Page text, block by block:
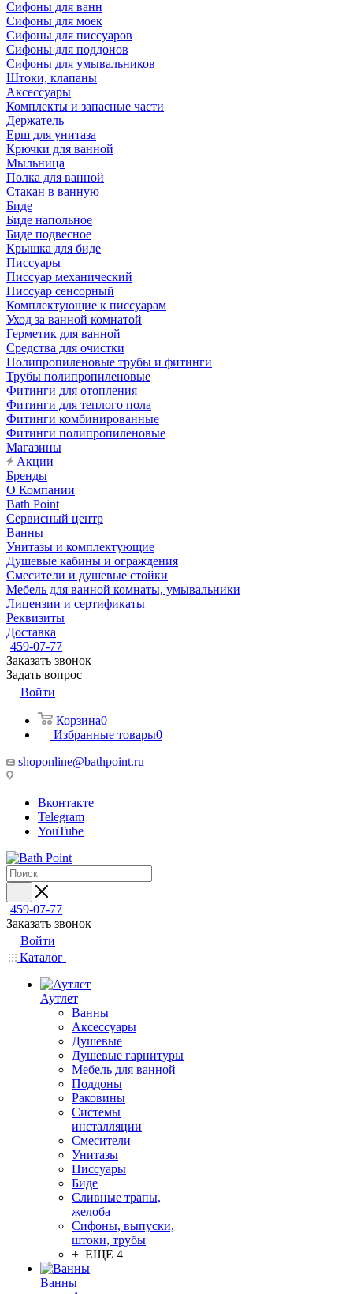
Сифоны для ванн
Сифоны для моек
Сифоны для писсуаров
Сифоны для поддонов
Сифоны для умывальников
Штоки, клапаны
Аксессуары
Комплекты и запасные части
Держатель
Ерш для унитаза
Крючки для ванной
Мыльница
Полка для ванной
Стакан в ванную
Биде
Биде напольное
Биде подвесное
Крышка для биде
Писсуары
Писсуар механический
Писсуар сенсорный
Комплектующие к писсуарам
Уход за ванной комнатой
Герметик для ванной
Средства для очистки
Полипропиленовые трубы и фитинги
Трубы полипропиленовые
Фитинги для отопления
Фитинги для теплого пола
Фитинги комбинированные
Фитинги полипропиленовые
Магазины
Акции
Бренды
О Компании
Bath Point
Сервисный центр
Ванны
Унитазы и комплектующие
Душевые кабины и ограждения
Смесители и душевые стойки
Мебель для ванной комнаты, умывальники
Лицензии и сертификаты
Реквизиты
Доставка
459-07-77
Заказать звонок
Задать вопрос
Войти
Корзина0
Избранные товары0
shoponline@bathpoint.ru
Вконтакте
Telegram
YouTube
459-07-77
Заказать звонок
Войти
Каталог
Аутлет
Ванны
Аксессуары
Душевые
Душевые гарнитуры
Мебель для ванной
Поддоны
Раковины
Системы
инсталляции
Смесители
Унитазы
Писсуары
Биде
Сливные трапы,
желоба
Сифоны, выпуски,
штоки, трубы
+ ЕЩЕ 4
Ванны